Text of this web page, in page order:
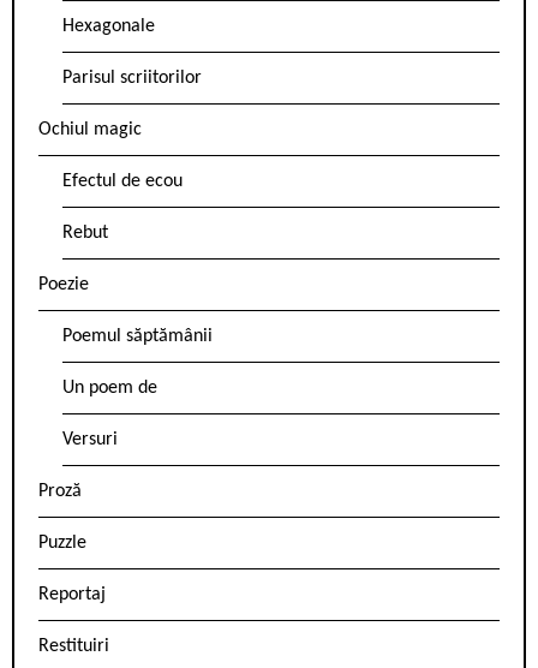
Hexagonale
Parisul scriitorilor
Ochiul magic
Efectul de ecou
Rebut
Poezie
Poemul săptămânii
Un poem de
Versuri
Proză
Puzzle
Reportaj
Restituiri